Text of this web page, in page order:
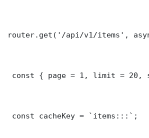
router.get('/api/v1/items',
const { page = 1, limit = 20,
const cacheKey = `items:::`;